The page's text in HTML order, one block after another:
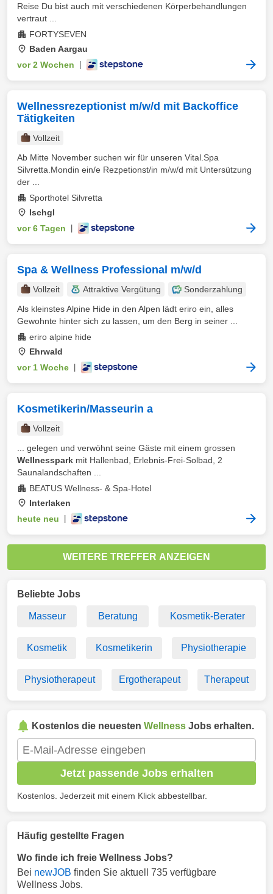
Reise Du bist auch mit verschiedenen Körperbehandlungen
vertraut ...
FORTYSEVEN
Baden Aargau
vor 2 Wochen
Wellnessrezeptionist m/w/d mit Backoffice
Tätigkeiten
Vollzeit
Ab Mitte November suchen wir für unseren Vital.Spa
Silvretta.Mondin ein/e Rezpetionst/in m/w/d mit Untersützung
der ...
Sporthotel Silvretta
Ischgl
vor 6 Tagen
Spa & Wellness Professional m/w/d
Vollzeit Attraktive Vergütung
Sonderzahlung
Als kleinstes Alpine Hide in den Alpen lädt eriro ein, alles
Gewohnte hinter sich zu lassen, um den Berg in seiner ...
eriro alpine hide
Ehrwald
vor 1 Woche
Kosmetikerin/Masseurin a
Vollzeit
... gelegen und verwöhnt seine Gäste mit einem grossen
Wellnesspark mit Hallenbad, Erlebnis-Frei-Solbad, 2
Saunalandschaften ...
BEATUS Wellness- & Spa-Hotel
Interlaken
heute neu
WEITERE TREFFER ANZEIGEN
Beliebte Jobs
Masseur Beratung Kosmetik-Berater
Kosmetik Kosmetikerin Physiotherapie
Physiotherapeut Ergotherapeut Therapeut
Kostenlos die neuesten Wellness Jobs erhalten.
Jetzt passende Jobs erhalten
Kostenlos. Jederzeit mit einem Klick abbestellbar.
Häufig gestellte Fragen
Wo finde ich freie Wellness Jobs?
Bei newJOB finden Sie aktuell 735 verfügbare
Wellness Jobs.